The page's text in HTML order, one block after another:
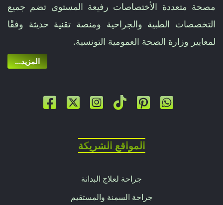
حسب
مصحة متعددة الأختصاصات رفيعة المستوى تضم جميع
التخصصات الطبية والجراحية ومنصة تقنية حديثة وفقًا
لمعايير وزارة الصحة العمومية التونسية.
...المزيد
المواقع الشريكة
جراحة لعلاج البدانة
جراحة السمنة والمستقيم